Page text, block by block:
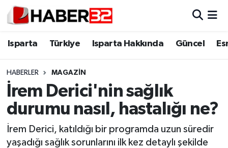
Isparta Türkiye Isparta Hakkında Güncel
HABERLER MAGAZİN
İrem Derici'nin sağlık
durumu nasıl, hastalığı ne?
İrem Derici, katıldığı bir programda uzun süredir
yaşadığı sağlık sorunlarını ilk kez detaylı şekilde
Isparta
Esnaf Diyor ki;
ASAYİŞ
BİLİM VE TEKNOLOJİ
Isparta Nöbetçi Eczaneler
Isparta Trafik Yoğunluk Haritası
Süper Lig Puan Durumu ve Fikstür
Tüm Manşetler